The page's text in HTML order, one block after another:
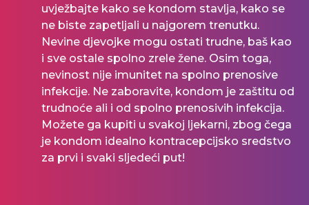
uvježbajte kako se kondom stavlja, kako se
ne biste zapetljali u najgorem trenutku.
Nevine djevojke mogu ostati trudne, baš kao
i sve ostale spolno zrele žene. Osim toga,
nevinost nije imunitet na spolno prenosive
infekcije. Ne zaboravite, kondom je zaštitu od
trudnoće ali i od spolno prenosivih infekcija.
Možete ga kupiti u svakoj ljekarni, zbog čega
je kondom idealno kontracepcijsko sredstvo
za prvi i svaki sljedeći put!